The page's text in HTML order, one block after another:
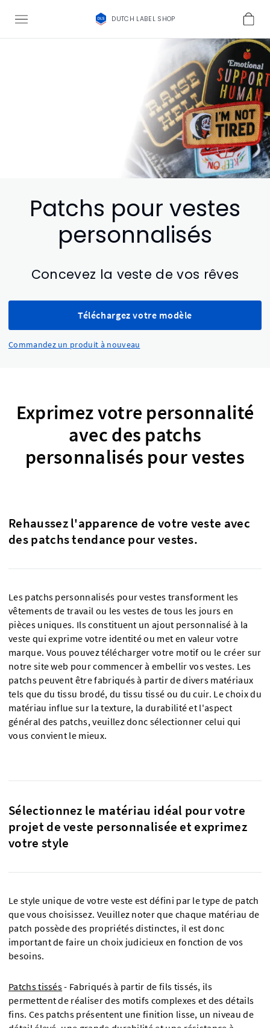
DUTCH LABEL SHOP
Patchs pour vestes
personnalisés
Concevez la veste de vos rêves
Téléchargez votre modèle
Commandez un produit à nouveau
Exprimez votre personnalité
avec des patchs
personnalisés pour vestes
Rehaussez l'apparence de votre veste avec
des patchs tendance pour vestes.
Les patchs personnalisés pour vestes transforment les
vêtements de travail ou les vestes de tous les jours en
pièces uniques. Ils constituent un ajout personnalisé à la
veste qui exprime votre identité ou met en valeur votre
marque. Vous pouvez télécharger votre motif ou le créer sur
notre site web pour commencer à embellir vos vestes. Les
patchs peuvent être fabriqués à partir de divers matériaux
tels que du tissu brodé, du tissu tissé ou du cuir. Le choix du
matériau influe sur la texture, la durabilité et l'aspect
général des patchs, veuillez donc sélectionner celui qui
vous convient le mieux.
Sélectionnez le matériau idéal pour votre
projet de veste personnalisée et exprimez
votre style
Le style unique de votre veste est défini par le type de patch
que vous choisissez. Veuillez noter que chaque matériau de
patch possède des propriétés distinctes, il est donc
important de faire un choix judicieux en fonction de vos
besoins.
Patchs tissés- Fabriqués à partir de fils tissés, ils
permettent de réaliser des motifs complexes et des détails
fins. Ces patchs présentent une finition lisse, un niveau de